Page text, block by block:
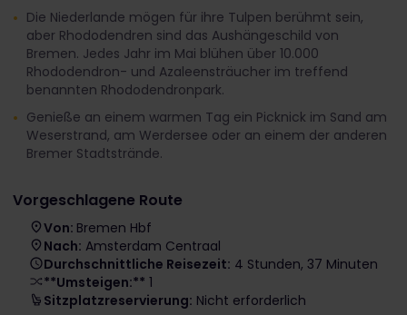
Die Niederlande mögen für ihre Tulpen berühmt sein,
aber Rhododendren sind das Aushängeschild von
Bremen. Jedes Jahr im Mai blühen über 10.000
Rhododendron- und Azaleensträucher im treffend
benannten Rhododendronpark.
Genieße an einem warmen Tag ein Picknick im Sand am
Weserstrand, am Werdersee oder an einem der anderen
Bremer Stadtstrände.
Vorgeschlagene Route
Von: Bremen Hbf
Nach: Amsterdam Centraal
Durchschnittliche Reisezeit: 4 Stunden, 37 Minuten
**Umsteigen:** 1
Sitzplatzreservierung: Nicht erforderlich